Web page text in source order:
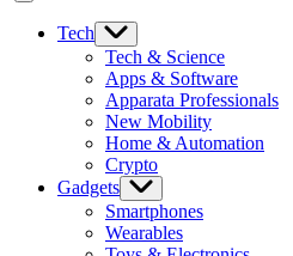
Tech
Tech & Science
Apps & Software
Apparata Professionals
New Mobility
Home & Automation
Crypto
Gadgets
Smartphones
Wearables